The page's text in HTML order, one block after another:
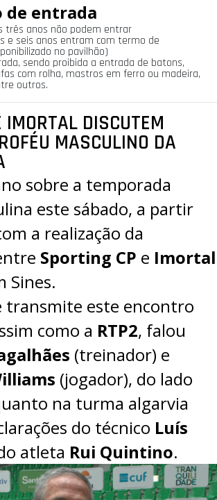
de entrada
três anos não podem entrar
e seis anos entram com termo de
no pavilhão)
sendo proibida a entrada de batons,
com rolha, mastros em ferro ou madeira,
outros.
IMORTAL DISCUTEM
MASCULINO DA
sobre a temporada
este sábado, a partir
a realização da
Sporting CP e Imortal
Sines.
transmite este encontro
como a RTP2, falou
(treinador) e
(jogador), do lado
na turma algarvia
do técnico Luís
atleta Rui Quintino.